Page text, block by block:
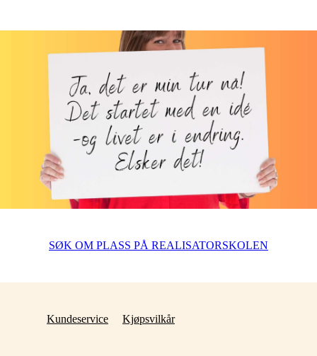
SØK OM PLASS PÅ REALISATORSKOLEN
Kundeservice Kjøpsvilkår